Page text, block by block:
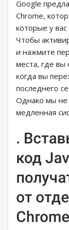
Google
Chrome,
которые у
Чтобы
и нажмите
места, где вы
когда вы
последнего
Однако мы не
медленная
.
код
от